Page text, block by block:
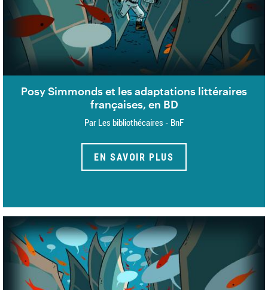
Posy Simmonds et les adaptations littéraires
françaises, en BD
Par Les bibliothécaires - BnF
EN SAVOIR PLUS